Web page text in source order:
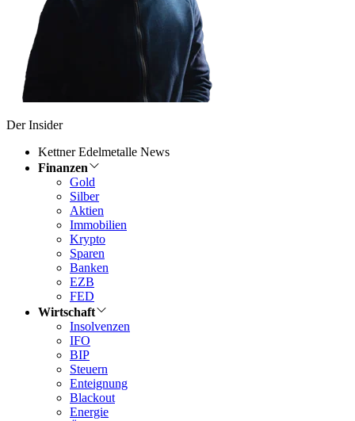
Der Insider
Kettner Edelmetalle News
Finanzen
Gold
Silber
Aktien
Immobilien
Krypto
Sparen
Banken
EZB
FED
Wirtschaft
Insolvenzen
IFO
BIP
Steuern
Enteignung
Blackout
Energie